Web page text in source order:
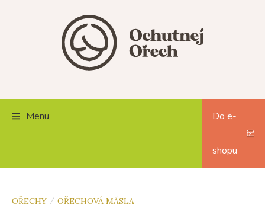
Menu Do e-
shopu
OŘECHY / OŘECHOVÁ MÁSLA